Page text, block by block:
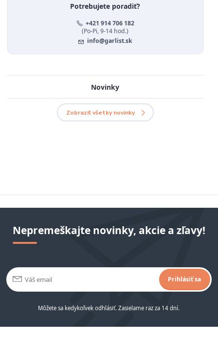
Potrebujete poradiť?
+421 914 706 182
(Po-Pi, 9-14 hod.)
info@garlist.sk
Novinky
Zobraziť všetky novinky
Nepremeškajte novinky, akcie a zľavy!
Prihlásiť sa
Môžete sa kedykoľvek odhlásiť. Zasielame raz za 14 dní.